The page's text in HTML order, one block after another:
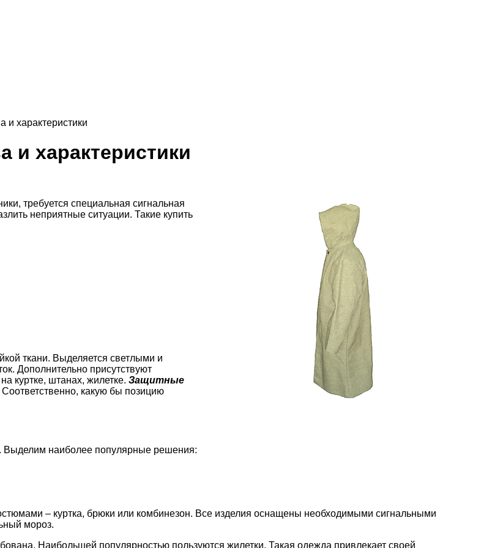
и характеристики
и характеристики
требуется специальная сигнальная
неприятные ситуации. Такие купить
ткани. Выделяется светлыми и
Дополнительно присутствуют
куртке, штанах, жилетке. Защитные
какую бы позицию
Выделим наиболее популярные решения:
– куртка, брюки или комбинезон. Все изделия оснащены необходимыми сигнальными
мороз.
Наибольшей популярностью пользуются жилетки. Такая одежда привлекает своей